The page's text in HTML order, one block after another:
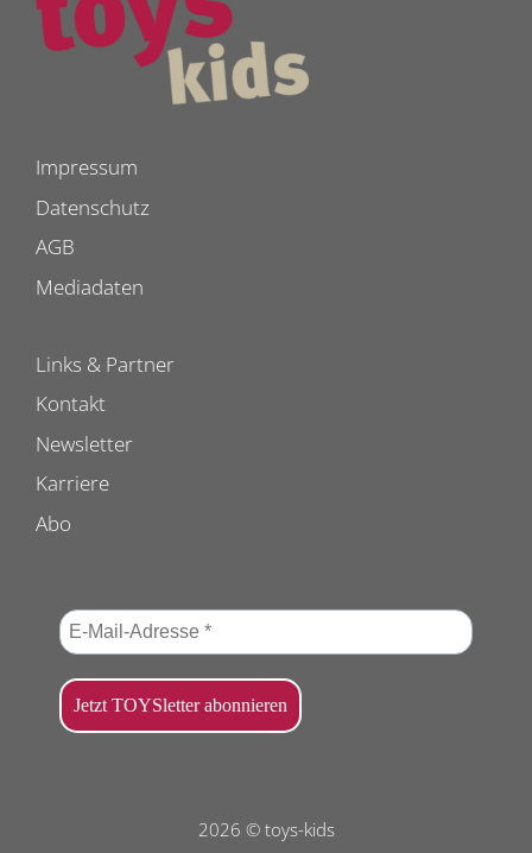
Impressum
Datenschutz
AGB
Mediadaten
Links & Partner
Kontakt
Newsletter
Karriere
Abo
2026 © toys-kids